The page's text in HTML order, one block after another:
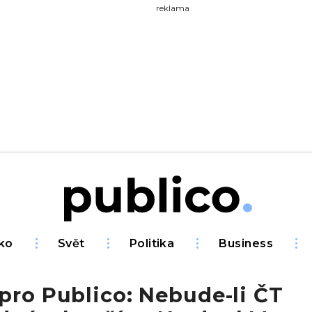
reklama
Svět Politika Business
Publico: Nebude-li ČT
na Publiku